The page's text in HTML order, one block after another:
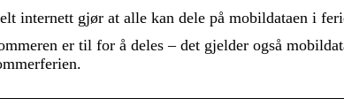
internett gjør at alle kan dele på mobildataen i
er til for å deles – det gjelder også